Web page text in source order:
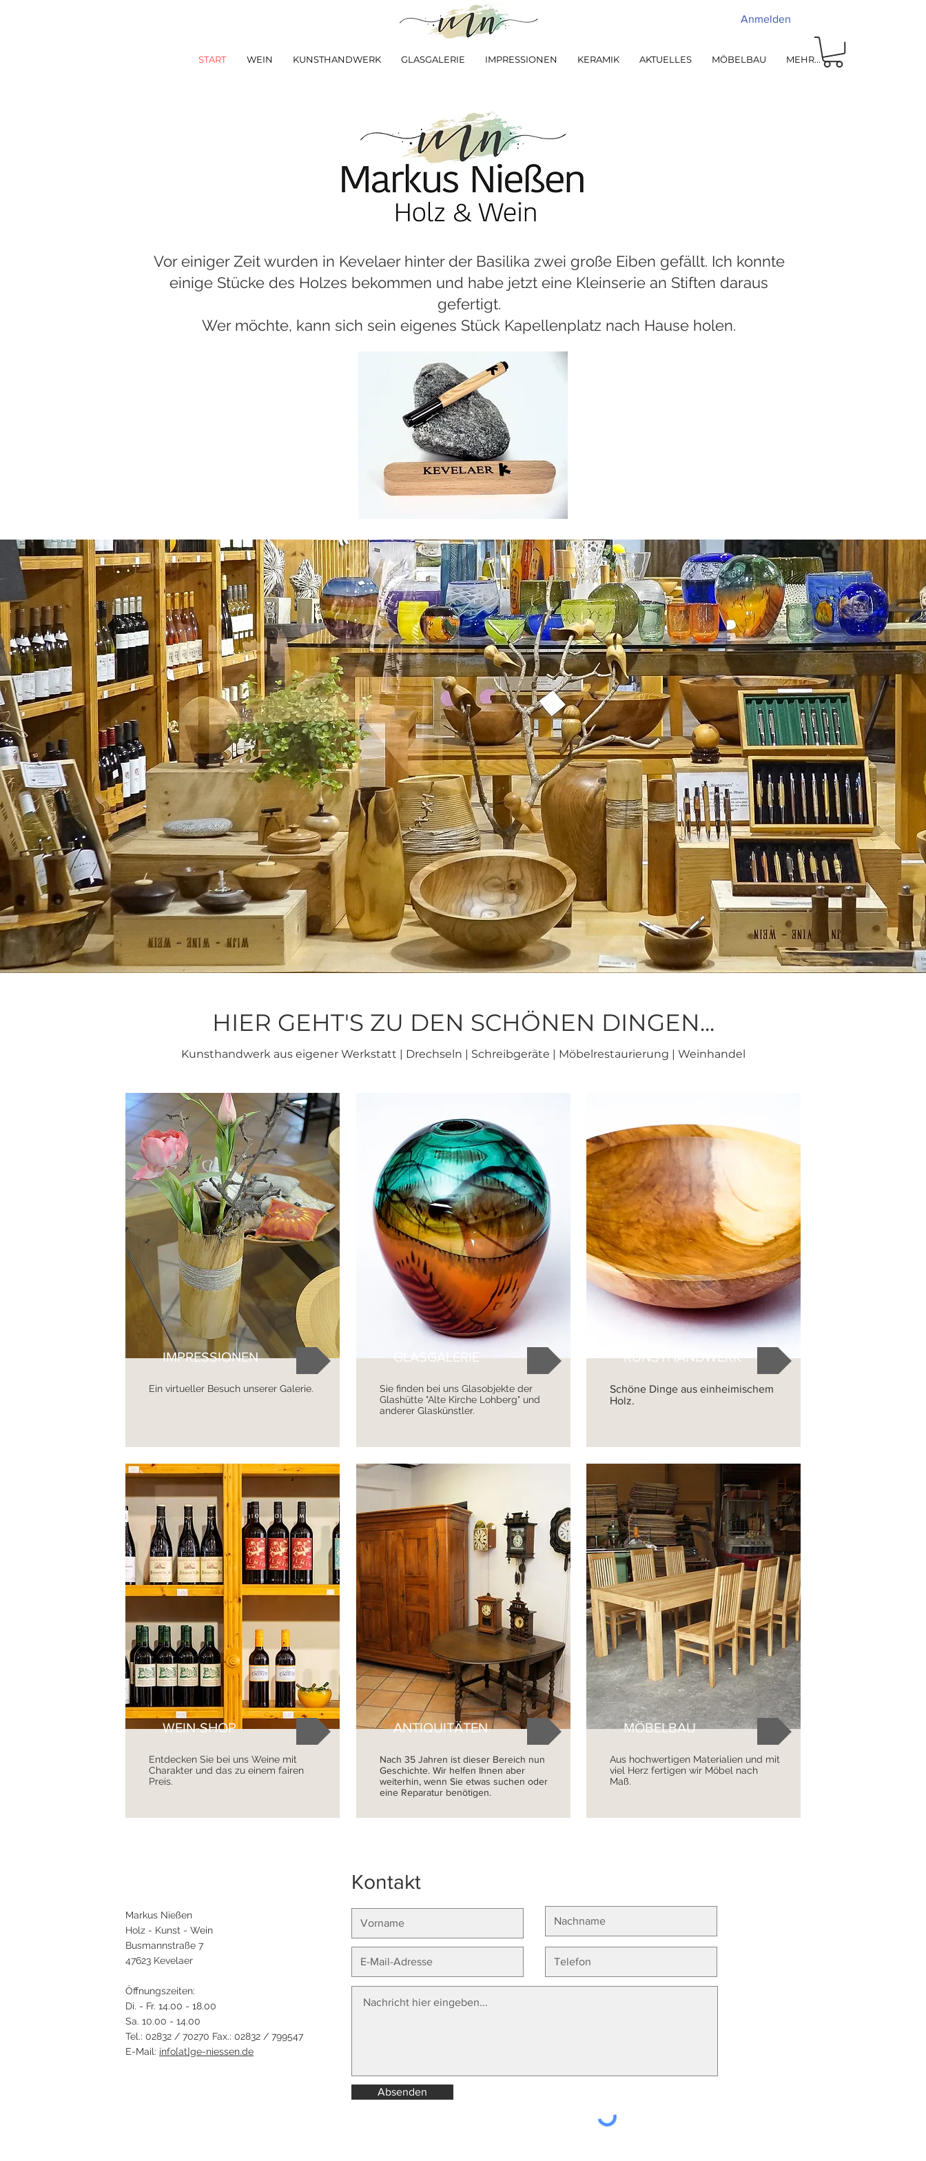
Anmelden
START WEIN KUNSTHANDWERK GLASGALERIE IMPRESSIONEN KERAMIK AKTUELLES MÖBELBAU MEHR...
Vor einiger Zeit wurden in Kevelaer hinter der Basilika zwei große Eiben gefällt. Ich konnte
einige Stücke des Holzes bekommen und habe jetzt eine Kleinserie an Stiften daraus
gefertigt.
Wer möchte, kann sich sein eigenes Stück Kapellenplatz nach Hause holen.
HIER GEHT'S ZU DEN SCHÖNEN DINGEN...
Kunsthandwerk aus eigener Werkstatt | Drechseln | Schreibgeräte | Möbelrestaurierung | Weinhandel
IMPRESSIONEN
Ein virtueller Besuch unserer Galerie.
WEIN-SHOP
Entdecken Sie bei uns Weine mit
Charakter und das zu einem fairen
Preis.
GLASGALERIE
Sie finden bei uns Glasobjekte der
Glashütte "Alte Kirche Lohberg" und
anderer Glaskünstler.
ANTIQUITÄTEN
Nach 35 Jahren ist dieser Bereich nun
Geschichte. Wir helfen Ihnen aber
weiterhin, wenn Sie etwas suchen oder
eine Reparatur benötigen.
KUNSTHANDWERK
Schöne Dinge aus einheimischem
Holz.
MÖBELBAU
Aus hochwertigen Materialien und mit
viel Herz fertigen wir Möbel nach
Maß.
Markus Nießen
Holz - Kunst - Wein
Busmannstraße 7
47623 Kevelaer
Öffnungszeiten:
Di. - Fr. 14.00 - 18.00
Sa. 10.00 - 14.00
Tel.: 02832 / 70270 Fax.: 02832 / 799547
E-Mail: info[at]ge-niessen.de
Kontakt
Absenden